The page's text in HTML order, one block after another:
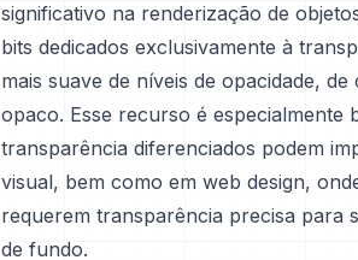
significativo na renderização de
bits dedicados exclusivamente à
mais suave de níveis de opacidade,
opaco. Esse recurso é especialmente
transparência diferenciados podem
visual, bem como em web design,
requerem transparência precisa para
de fundo.